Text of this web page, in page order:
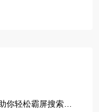
你轻松霸屏搜索引